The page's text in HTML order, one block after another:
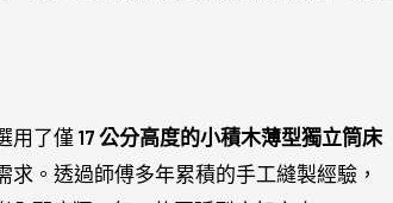
用了僅 17 公分高度的小積木薄型獨立筒床
。透過師傅多年累積的手工縫製經驗，